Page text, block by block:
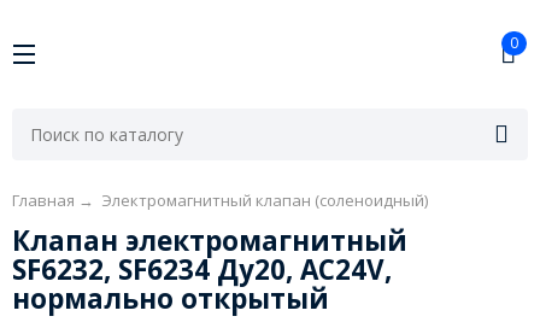
0
Главная → Электромагнитный клапан (соленоидный)
Клапан электромагнитный
SF6232, SF6234 Ду20, AC24V,
нормально открытый